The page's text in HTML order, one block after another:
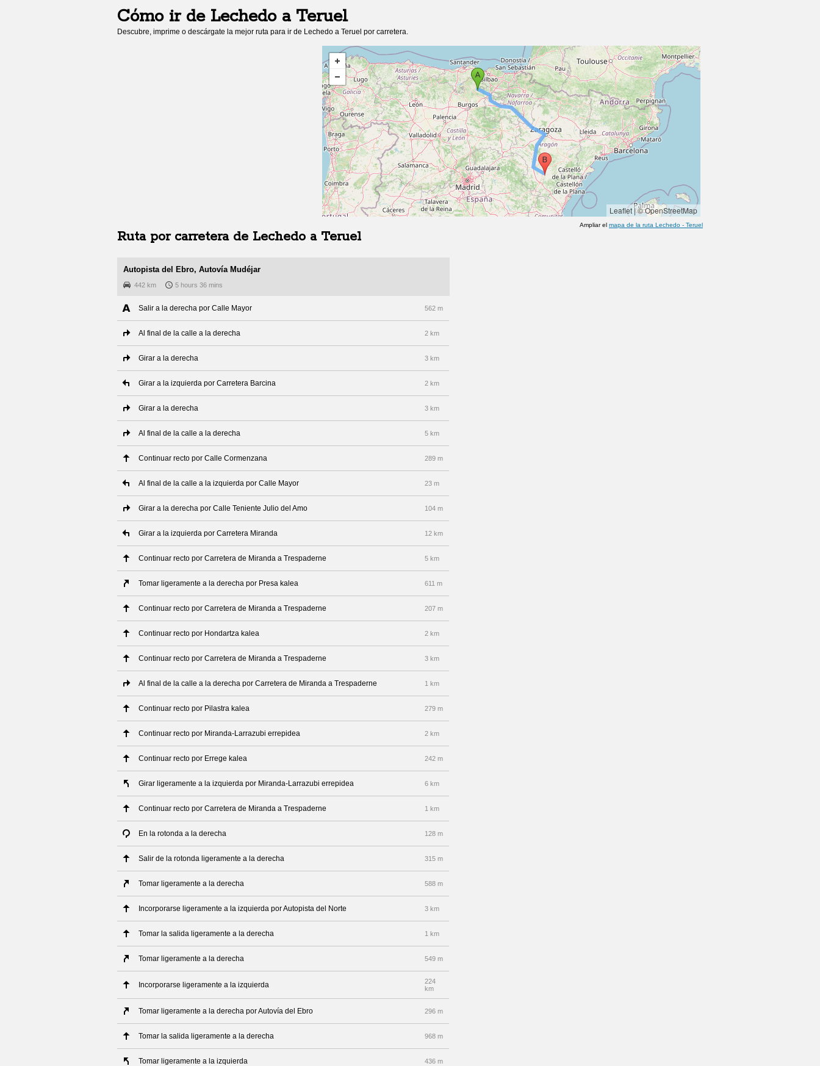
Cómo ir de Lechedoa Teruel
Descubre, imprime o descárgate la mejor ruta para ir de Lechedo a Teruel por carretera.
Leaflet|© OpenStreetMap
Ampliar el mapa de la ruta Lechedo - Teruel
Ruta por carretera de Lechedo a Teruel
Autopista del Ebro, Autovía Mudéjar
442 km 5 hours 36 mins
Salir a la derecha por Calle Mayor 562 m
Al final de la calle a la derecha 2 km
Girar a la derecha 3 km
Girar a la izquierda por Carretera Barcina 2 km
Girar a la derecha 3 km
Al final de la calle a la derecha 5 km
Continuar recto por Calle Cormenzana 289 m
Al final de la calle a la izquierda por Calle Mayor 23 m
Girar a la derecha por Calle Teniente Julio del Amo 104 m
Girar a la izquierda por Carretera Miranda 12 km
Continuar recto por Carretera de Miranda a Trespaderne 5 km
Tomar ligeramente a la derecha por Presa kalea 611 m
Continuar recto por Carretera de Miranda a Trespaderne 207 m
Continuar recto por Hondartza kalea 2 km
Continuar recto por Carretera de Miranda a Trespaderne 3 km
Al final de la calle a la derecha por Carretera de Miranda a Trespaderne 1 km
Continuar recto por Pilastra kalea 279 m
Continuar recto por Miranda-Larrazubi errepidea 2 km
Continuar recto por Errege kalea 242 m
Girar ligeramente a la izquierda por Miranda-Larrazubi errepidea 6 km
Continuar recto por Carretera de Miranda a Trespaderne 1 km
En la rotonda a la derecha 128 m
Salir de la rotonda ligeramente a la derecha 315 m
Tomar ligeramente a la derecha 588 m
Incorporarse ligeramente a la izquierda por Autopista del Norte 3 km
Tomar la salida ligeramente a la derecha 1 km
Tomar ligeramente a la derecha 549 m
Incorporarse ligeramente a la izquierda
224
km
Tomar ligeramente a la derecha por Autovía del Ebro 296 m
Tomar la salida ligeramente a la derecha 968 m
Tomar ligeramente a la izquierda 436 m